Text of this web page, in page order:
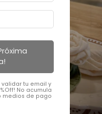
tu email y
No acumula
medios de pago